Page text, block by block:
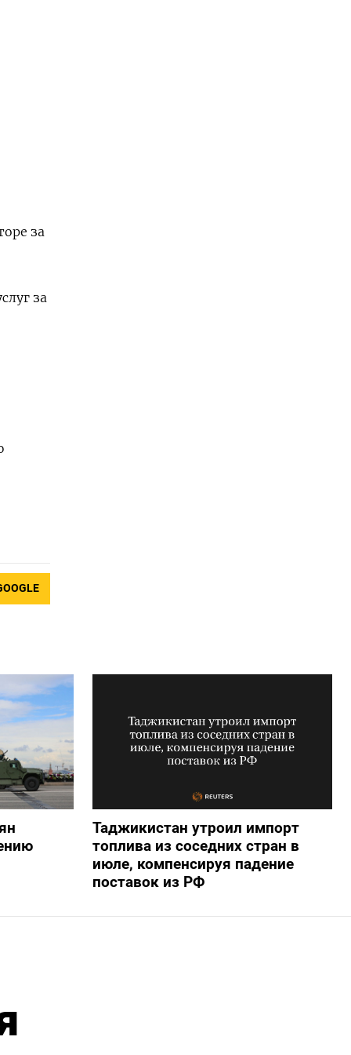
за
за
Таджикистан утроил импорт
топлива из соседних стран в
июле, компенсируя падение
поставок из РФ